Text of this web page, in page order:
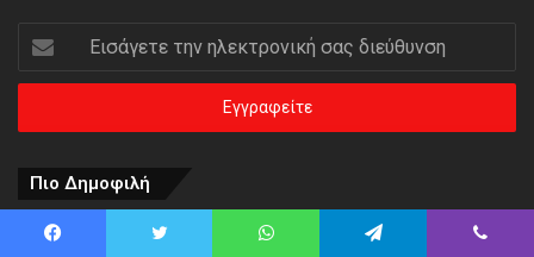
την
ηλεκτρονική
διεύθυνση
Πιο Δημοφιλή
7 λεπτά πρίν